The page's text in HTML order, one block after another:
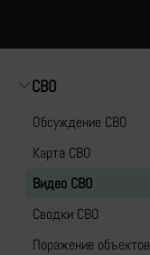
СВО
Обсуждение СВО
Карта СВО
Видео СВО
Cводки СВО
Поражение объектов